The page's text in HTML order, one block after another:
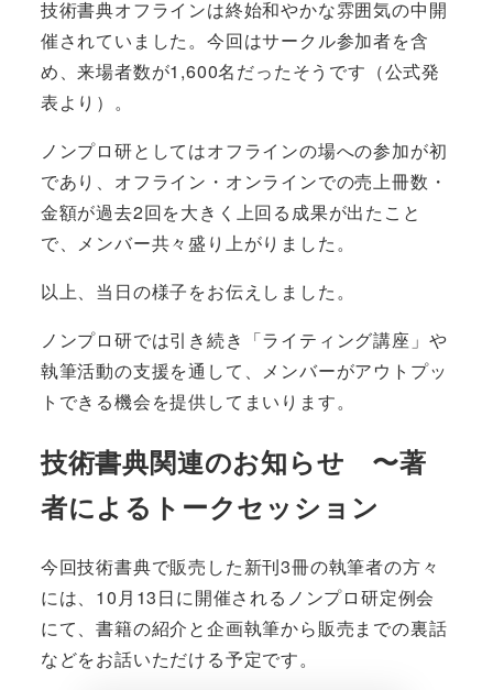
技術書典オフラインは終始和やかな雰囲気の中開
催されていました。今回はサークル参加者を含
め、来場者数が1,600名だったそうです（公式発
表より）。
ノンプロ研としてはオフラインの場への参加が初
であり、オフライン・オンラインでの売上冊数・
金額が過去2回を大きく上回る成果が出たこと
で、メンバー共々盛り上がりました。
以上、当日の様子をお伝えしました。
ノンプロ研では引き続き「ライティング講座」や
執筆活動の支援を通して、メンバーがアウトプッ
トできる機会を提供してまいります。
技術書典関連のお知らせ 〜著
者によるトークセッション
今回技術書典で販売した新刊3冊の執筆者の方々
には、10月13日に開催されるノンプロ研定例会
にて、書籍の紹介と企画執筆から販売までの裏話
などをお話いただける予定です。